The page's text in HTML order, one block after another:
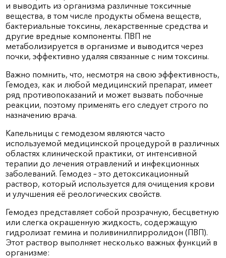
и выводить из организма различные токсичные
вещества, в том числе продукты обмена веществ,
бактериальные токсины, лекарственные средства и
другие вредные компоненты. ПВП не
метаболизируется в организме и выводится через
почки, эффективно удаляя связанные с ним токсины.
Важно помнить, что, несмотря на свою эффективность,
Гемодез, как и любой медицинский препарат, имеет
ряд противопоказаний и может вызвать побочные
реакции, поэтому применять его следует строго по
назначению врача.
Капельницы с гемодезом являются часто
используемой медицинской процедурой в различных
областях клинической практики, от интенсивной
терапии до лечения отравлений и инфекционных
заболеваний. Гемодез – это детоксикационный
раствор, который используется для очищения крови
и улучшения её реологических свойств.
Гемодез представляет собой прозрачную, бесцветную
или слегка окрашенную жидкость, содержащую
гидролизат гемина и поливинилпирролидон (ПВП).
Этот раствор выполняет несколько важных функций в
организме: